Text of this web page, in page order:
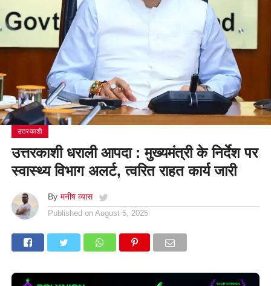
उत्तरकाशी
उत्तरकाशी धराली आपदा : मुख्यमंत्री के निर्देश पर
स्वास्थ्य विभाग अलर्ट, त्वरित राहत कार्य जारी
By मनीष व्यास
Published on August 5, 2025